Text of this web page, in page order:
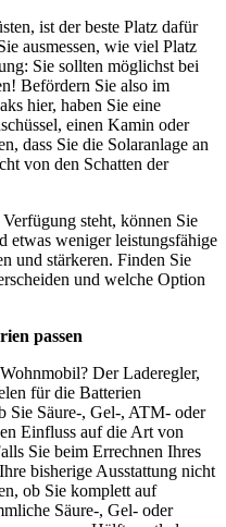
ist der beste Platz dafür
ausmessen, wie viel Platz
Sie sollten möglichst bei
Befördern Sie also im
hier, haben Sie eine
einen Kamin oder
dass Sie die Solaranlage an
von den Schatten der
steht, können Sie
etwas weniger leistungsfähige
und stärkeren. Finden Sie
und welche Option
passen
Der Laderegler,
für die Batterien
Sie Säure-, Gel-, ATM- oder
Einfluss auf die Art von
Sie beim Errechnen Ihres
bisherige Ausstattung nicht
ob Sie komplett auf
Säure-, Gel- oder